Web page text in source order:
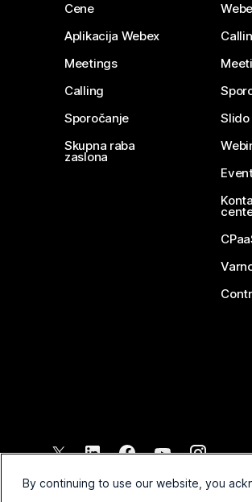
Cene
Aplikacija Webex
Meetings
Calling
Sporočanje
Skupna raba
zaslona
Slido
2026 Cisco in/ali povezane družbe. Vse
By continuing to use our website, you